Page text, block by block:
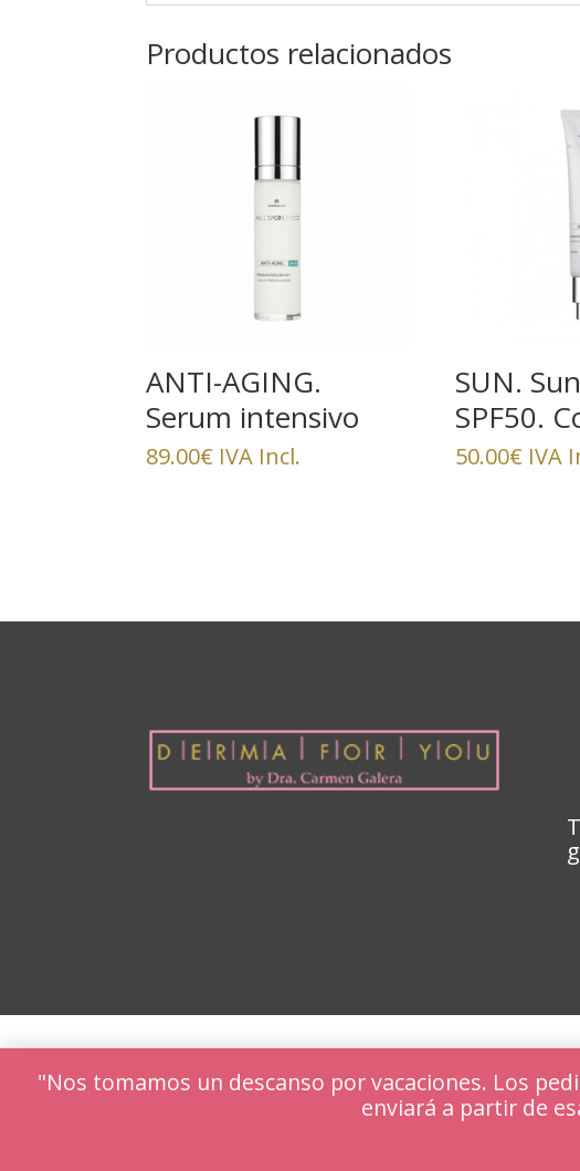
"Nos tomamos un descanso por vacaciones. Los
enviará a partir de
Productos relacionados
ANTI-AGING.
Serum intensivo
retexturizante
89.00€ IVA Incl.
SUN.
SPF50.
50.00€ IVA